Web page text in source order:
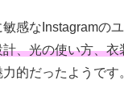
感なInstagramの
計、光の使い方、衣
的だったようです